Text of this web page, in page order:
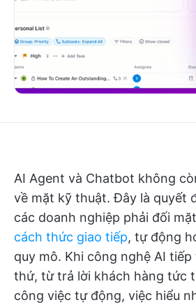
AI Agent và Chatbot không
về mặt kỹ thuật. Đây là quyết
các doanh nghiệp phải đối
cách thức giao tiếp, tự động
quy mô. Khi công nghệ AI
thứ, từ trả lời khách hàng tức
công việc tự động, việc hiểu